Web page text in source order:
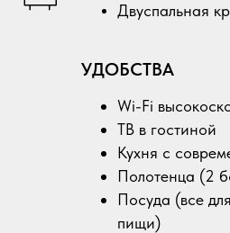
Двуспальная
УДОБСТВА
Wi-Fi
ТВ в гостиной
Кухня с
Полотенца (2
Посуда (все
пищи)